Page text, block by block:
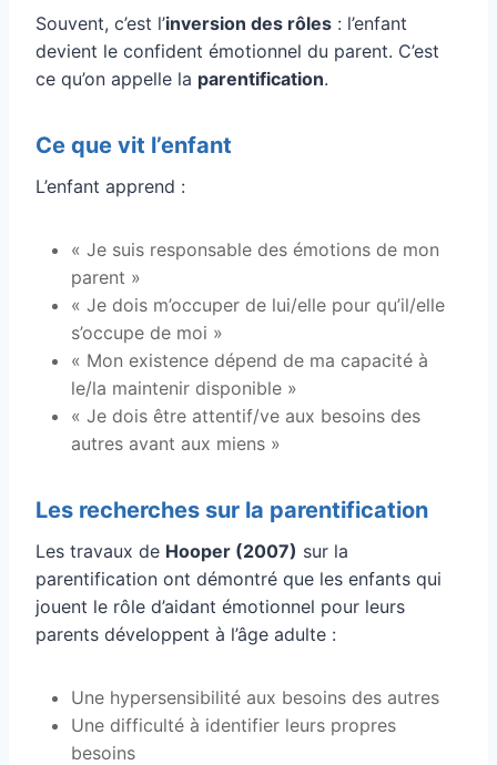
Souvent, c’est l’inversion des rôles : l’enfant
devient le confident émotionnel du parent. C’est
ce qu’on appelle la parentification.
Ce que vit l’enfant
L’enfant apprend :
« Je suis responsable des émotions de mon
parent »
« Je dois m’occuper de lui/elle pour qu’il/elle
s’occupe de moi »
« Mon existence dépend de ma capacité à
le/la maintenir disponible »
« Je dois être attentif/ve aux besoins des
autres avant aux miens »
Les recherches sur la parentification
Les travaux de Hooper (2007) sur la
parentification ont démontré que les enfants qui
jouent le rôle d’aidant émotionnel pour leurs
parents développent à l’âge adulte :
Une hypersensibilité aux besoins des autres
Une difficulté à identifier leurs propres
besoins